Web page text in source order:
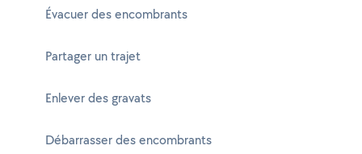
Évacuer des encombrants
Partager un trajet
Enlever des gravats
Débarrasser des encombrants